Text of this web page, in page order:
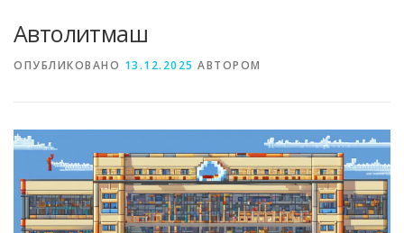
МЕТАЛЛЫ И ОКРУЖАЮЩАЯ СРЕДА
СВОЙСТВА МЕТАЛЛОВ СОРТА МЕТАЛЛОВ
Автолитмаш
ОПУБЛИКОВАНО 13.12.2025 АВТОРОМ